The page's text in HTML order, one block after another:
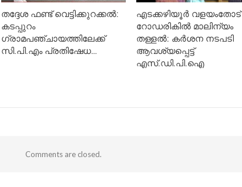
തദ്ദേശ ഫണ്ട് വെട്ടിക്കുറക്കൽ:
കടപ്പുറം
ഗ്രാമപഞ്ചായത്തിലേക്ക്
സി.പി.എം പ്രതിഷേധ…
എടക്കഴിയൂർ വളയംതോട്
റോഡരികിൽ മാലിന്യം
തള്ളൽ: കർശന നടപടി
ആവശ്യപ്പെട്ട്
എസ്.ഡി.പി.ഐ
Comments are closed.